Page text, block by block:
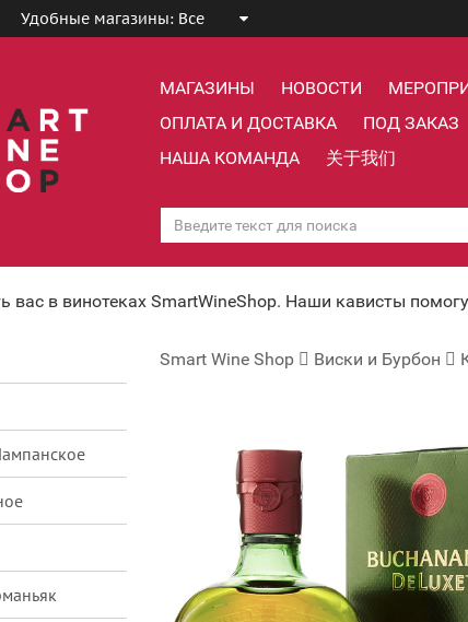
Удобные магазины: Все
МАГАЗИНЫ НОВОСТИ
ОПЛАТА И ДОСТАВКА
ПОД ЗАКАЗ
НАША КОМАНДА
关于我们
вас в винотеках SmartWineShop. Наши кависты
Smart Wine Shop Виски и Бурбон